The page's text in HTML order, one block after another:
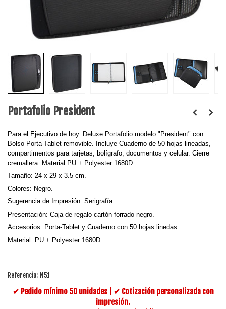
Portafolio President
Para el Ejecutivo de hoy. Deluxe Portafolio modelo "President" con
Bolso Porta-Tablet removible. Incluye Cuaderno de 50 hojas lineadas,
compartimentos para tarjetas, bolígrafo, documentos y celular. Cierre
cremallera. Material PU + Polyester 1680D.
Tamaño: 24 x 29 x 3.5 cm.
Colores: Negro.
Sugerencia de Impresión: Serigrafía.
Presentación: Caja de regalo cartón forrado negro.
Accesorios: Porta-Tablet y Cuaderno con 50 hojas linedas.
Material: PU + Polyester 1680D.
Referencia: N51
✔ Pedido mínimo 50 unidades | ✔ Cotización personalizada con
impresión.